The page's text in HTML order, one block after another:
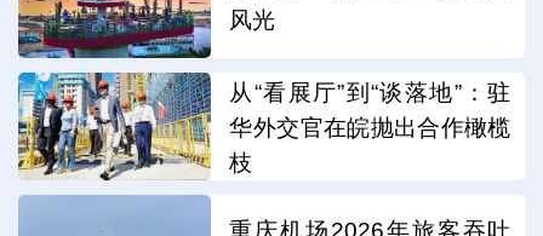
风光
从“看展厅”到“谈落地”：驻
华外交官在皖抛出合作橄榄
枝
重庆机场2026年旅客吞吐